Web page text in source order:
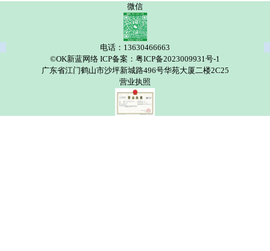
微信
电话：13630466663
©OK新蓝网络 ICP备案：粤ICP备2023009931号-1
广东省江门鹤山市沙坪新城路496号华苑大厦二楼2C25
营业执照